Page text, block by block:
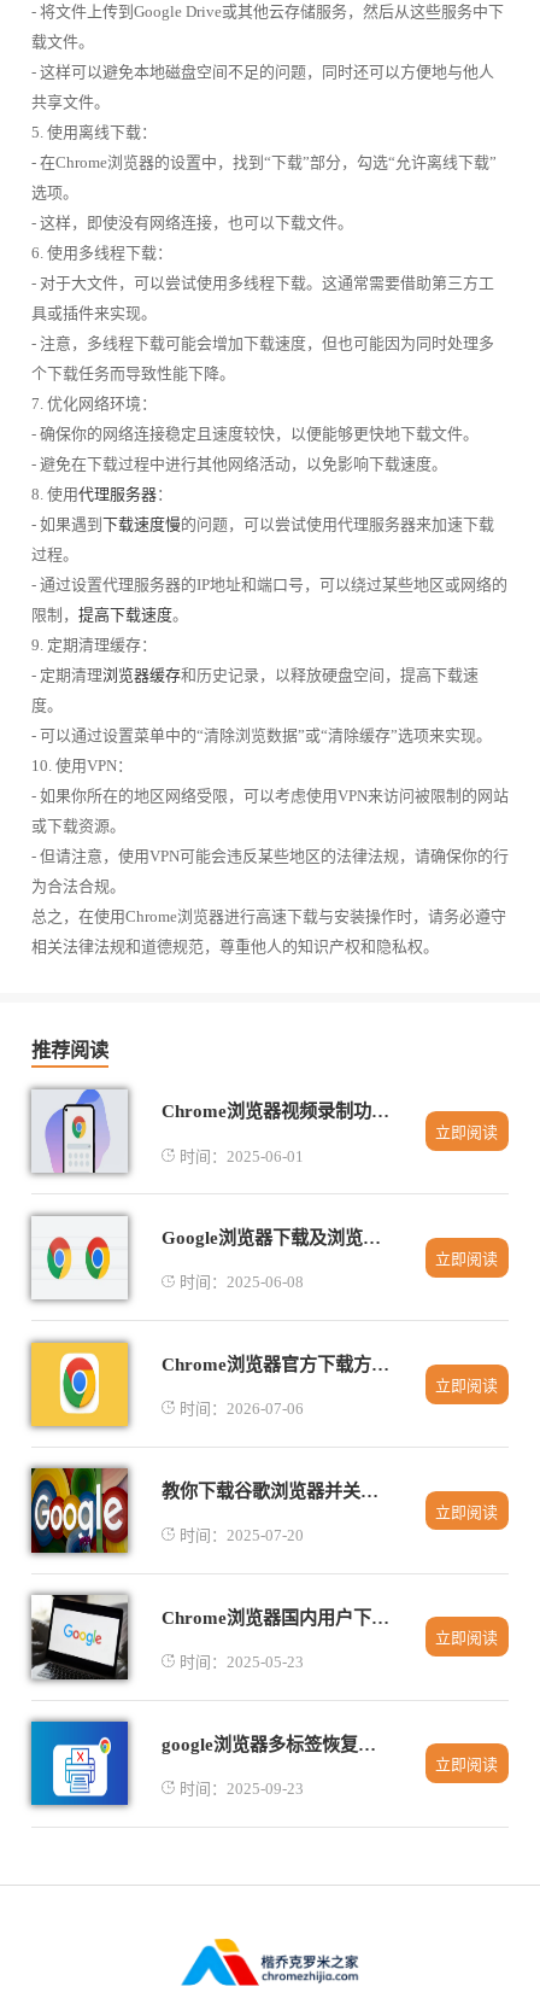
- 将文件上传到Google Drive或其他云存储服务，然后从这些服务中下
载文件。
- 这样可以避免本地磁盘空间不足的问题，同时还可以方便地与他人
共享文件。
5. 使用离线下载：
- 在Chrome浏览器的设置中，找到“下载”部分，勾选“允许离线下载”
选项。
- 这样，即使没有网络连接，也可以下载文件。
6. 使用多线程下载：
- 对于大文件，可以尝试使用多线程下载。这通常需要借助第三方工
具或插件来实现。
- 注意，多线程下载可能会增加下载速度，但也可能因为同时处理多
个下载任务而导致性能下降。
7. 优化网络环境：
- 确保你的网络连接稳定且速度较快，以便能够更快地下载文件。
- 避免在下载过程中进行其他网络活动，以免影响下载速度。
8. 使用代理服务器：
- 如果遇到 下载速度慢的问题，可以尝试使用代理服务器来加速下载
过程。
- 通过设置代理服务器的IP地址和端口号，可以绕过某些地区或网络的
限制， 提高下载速度。
9. 定期清理缓存：
- 定期清理浏览器缓存和历史记录，以释放硬盘空间，提高下载速
度。
- 可以通过设置菜单中的“清除浏览数据”或“清除缓存”选项来实现。
10. 使用VPN：
- 如果你所在的地区网络受限，可以考虑使用VPN来访问被限制的网站
或下载资源。
- 但请注意，使用VPN可能会违反某些地区的法律法规，请确保你的行
为合法合规。
总之，在使用Chrome浏览器进行高速下载与安装操作时，请务必遵守
相关法律法规和道德规范，尊重他人的知识产权和隐私权。
推荐阅读
Chrome浏览器视频录制功能全面评测
时间：2025-06-01
立即阅读
Google浏览器下载及浏览器安全设置优化
时间：2025-06-08
立即阅读
Chrome浏览器官方下载方式操作建议
时间：2026-07-06
立即阅读
教你下载谷歌浏览器并关闭自动收集使用数据功能教程
时间：2025-07-20
立即阅读
Chrome浏览器国内用户下载方案整理
时间：2025-05-23
立即阅读
google浏览器多标签恢复实测方法
时间：2025-09-23
立即阅读